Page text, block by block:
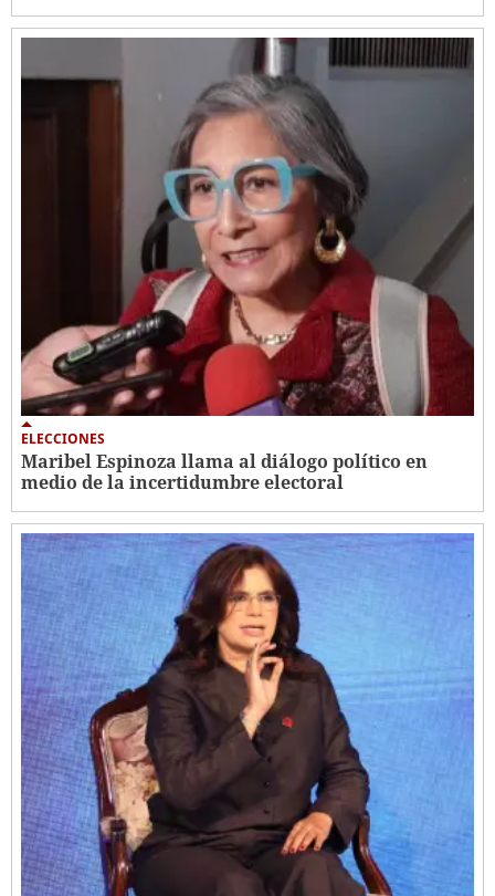
ELECCIONES
Maribel Espinoza llama al diálogo político en
medio de la incertidumbre electoral